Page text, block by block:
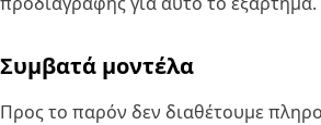
Συμβατά μοντέλα
Προς το παρόν δεν διαθέτουμε